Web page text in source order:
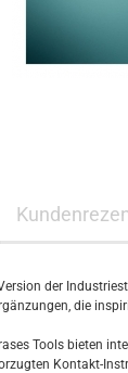
der
die
Tools bieten
Kontakt-